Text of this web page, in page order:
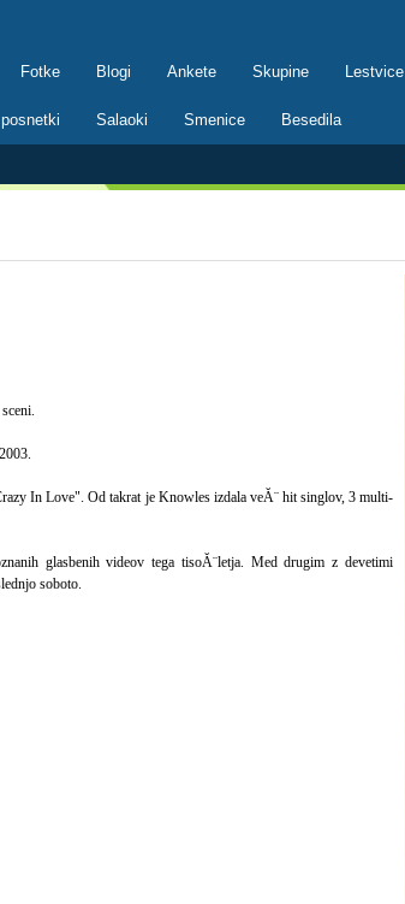
Fotke Blogi Ankete Skupine Lestvice
Salaoki Smenice Besedila
In Love". Od takrat je Knowles izdala veĂ¨ hit singlov, 3 multi-
glasbenih videov tega tisoĂ¨letja. Med drugim z devetimi
soboto.